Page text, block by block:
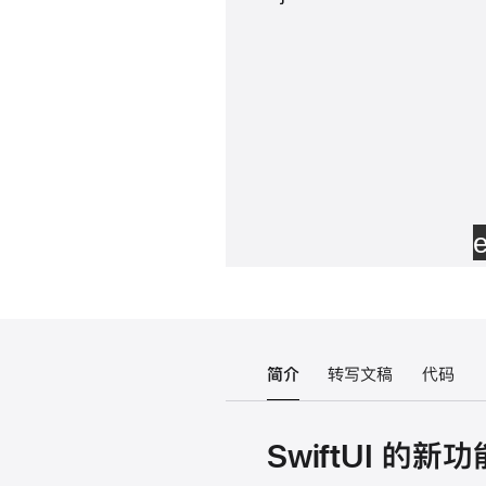
简介 转写文稿 代码
SwiftUI 的新功